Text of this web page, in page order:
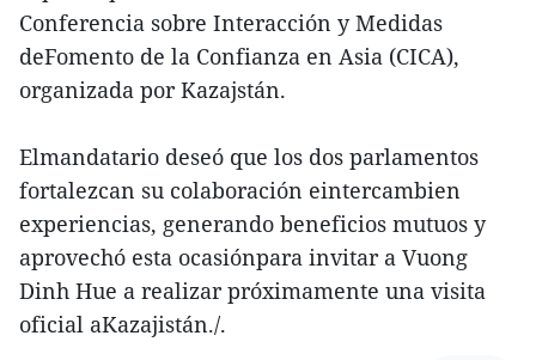
Conferencia sobre Interacción y Medidas
deFomento de la Confianza en Asia (CICA),
organizada por Kazajstán.
Elmandatario deseó que los dos parlamentos
fortalezcan su colaboración eintercambien
experiencias, generando beneficios mutuos y
aprovechó esta ocasiónpara invitar a Vuong
Dinh Hue a realizar próximamente una visita
oficial aKazajistán./.